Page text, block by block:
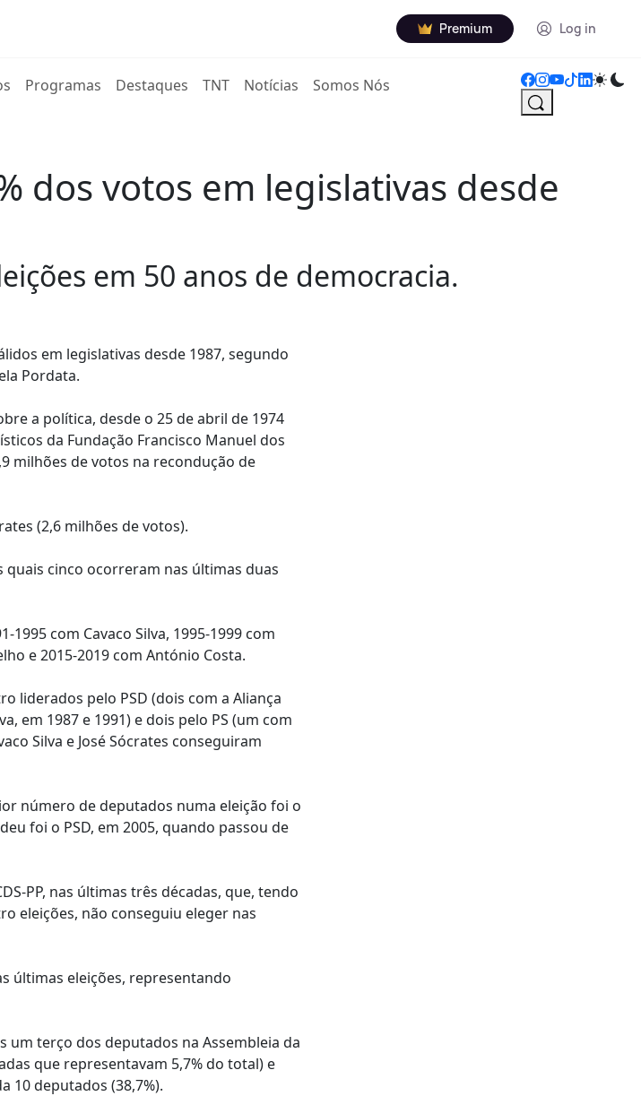
Premium Log in
Programas Destaques TNT Notícias Somos Nós
dos votos em legislativas desde
em 50 anos de democracia.
em legislativas desde 1987, segundo
Pordata.
a política, desde o 25 de abril de 1974
da Fundação Francisco Manuel dos
milhões de votos na recondução de
(2,6 milhões de votos).
quais cinco ocorreram nas últimas duas
com Cavaco Silva, 1995-1999 com
e 2015-2019 com António Costa.
liderados pelo PSD (dois com a Aliança
em 1987 e 1991) e dois pelo PS (um com
Silva e José Sócrates conseguiram
número de deputados numa eleição foi o
foi o PSD, em 2005, quando passou de
PP, nas últimas três décadas, que, tendo
eleições, não conseguiu eleger nas
últimas eleições, representando
um terço dos deputados na Assembleia da
que representavam 5,7% do total) e
10 deputados (38,7%).